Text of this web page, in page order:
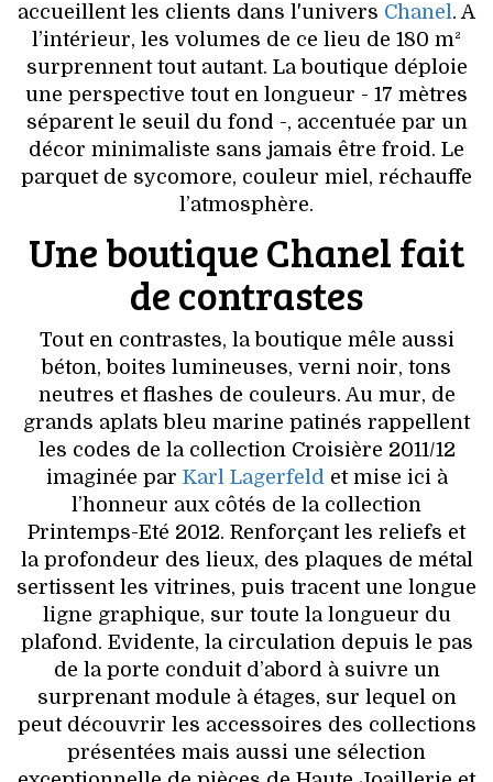
VOYAGES & LOISIRS
accueillent les clients dans l'univers Chanel. A
l’intérieur, les volumes de ce lieu de 180 m²
surprennent tout autant. La boutique déploie
une perspective tout en longueur - 17 mètres
séparent le seuil du fond -, accentuée par un
décor minimaliste sans jamais être froid. Le
parquet de sycomore, couleur miel, réchauffe
l’atmosphère.
Une boutique Chanel fait
de contrastes
Tout en contrastes, la boutique mêle aussi
béton, boites lumineuses, verni noir, tons
neutres et flashes de couleurs. Au mur, de
grands aplats bleu marine patinés rappellent
les codes de la collection Croisière 2011/12
imaginée par Karl Lagerfeld et mise ici à
l’honneur aux côtés de la collection
Printemps-Eté 2012. Renforçant les reliefs et
la profondeur des lieux, des plaques de métal
sertissent les vitrines, puis tracent une longue
ligne graphique, sur toute la longueur du
plafond. Evidente, la circulation depuis le pas
de la porte conduit d’abord à suivre un
surprenant module à étages, sur lequel on
peut découvrir les accessoires des collections
présentées mais aussi une sélection